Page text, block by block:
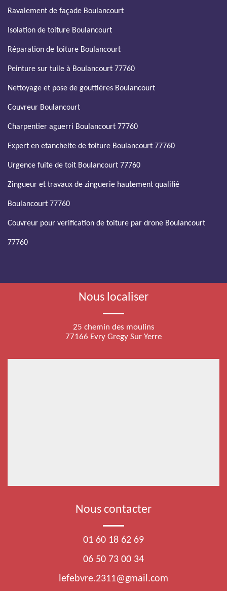
Ravalement de façade Boulancourt
Isolation de toiture Boulancourt
Réparation de toiture Boulancourt
Peinture sur tuile à Boulancourt 77760
Nettoyage et pose de gouttières Boulancourt
Couvreur Boulancourt
Charpentier aguerri Boulancourt 77760
Expert en etancheite de toiture Boulancourt 77760
Urgence fuite de toit Boulancourt 77760
Zingueur et travaux de zinguerie hautement qualifié
Boulancourt 77760
Couvreur pour verification de toiture par drone Boulancourt
77760
Nous localiser
25 chemin des moulins
77166 Evry Gregy Sur Yerre
Nous contacter
01 60 18 62 69
06 50 73 00 34
lefebvre.2311@gmail.com